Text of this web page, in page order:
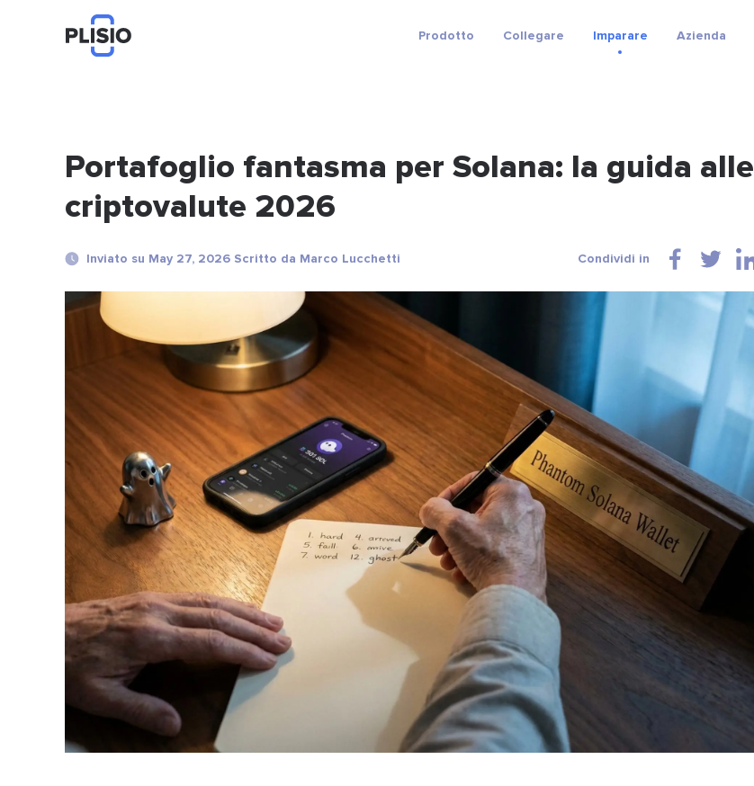
Prodotto Collegare Imparare Azienda
Portafoglio fantasma per Solana: la guida alle
criptovalute 2026
Inviato su May 27, 2026 Scritto da Marco Lucchetti Condividi in